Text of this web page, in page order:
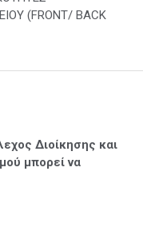
(FRONT/ BACK
Διοίκησης και
μπορεί να